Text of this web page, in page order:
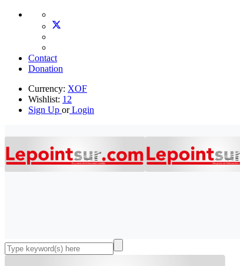
Contact
Donation
Currency: XOF
Wishlist: 12
Sign Up orLogin